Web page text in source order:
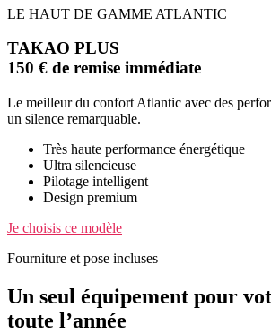
LE HAUT DE GAMME ATLANTIC
TAKAO PLUS
150 € de remise immédiate
Le meilleur du confort Atlantic avec des
un silence remarquable.
Très haute performance énergétique
Ultra silencieuse
Pilotage intelligent
Design premium
Je choisis ce modèle
Fourniture et pose incluses
Un seul équipement pour
toute l’année